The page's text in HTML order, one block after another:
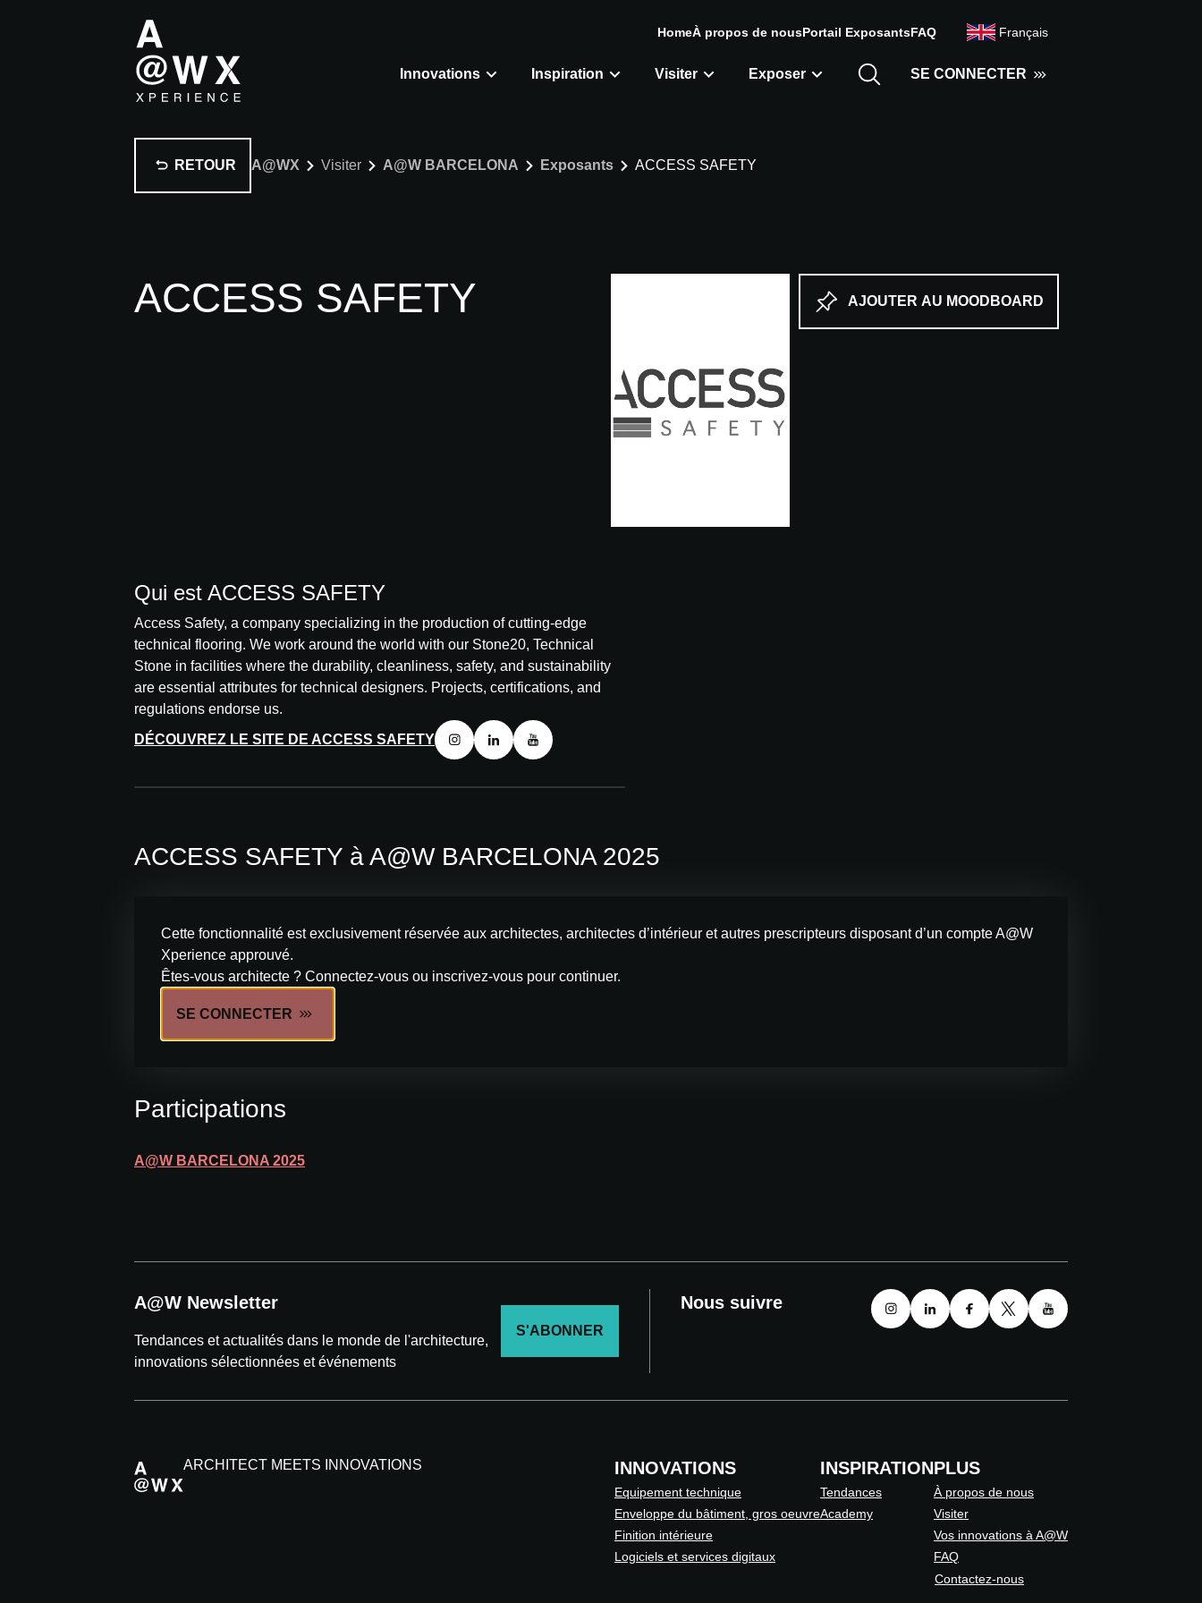
Innovations Inspiration Visiter Exposer SE CONNECTER
HomeÀ propos de nousPortail ExposantsFAQ Français
RETOUR A@WX Visiter A@W BARCELONA Exposants ACCESS SAFETY
ACCESS SAFETY AJOUTER AU MOODBOARD
Qui est ACCESS SAFETY
Access Safety, a company specializing in the production of cutting-edge
technical flooring. We work around the world with our Stone20, Technical
Stone in facilities where the durability, cleanliness, safety, and sustainability
are essential attributes for technical designers. Projects, certifications, and
regulations endorse us.
DÉCOUVREZ LE SITE DE ACCESS SAFETY
ACCESS SAFETY à A@W BARCELONA 2025
Cette fonctionnalité est exclusivement réservée aux architectes, architectes d’intérieur et autres prescripteurs disposant d’un compte A@W
Xperience approuvé.
Êtes-vous architecte ? Connectez-vous ou inscrivez-vous pour continuer.
SE CONNECTER
Participations
A@W BARCELONA 2025
A@W Newsletter
Tendances et actualités dans le monde de l'architecture,
innovations sélectionnées et événements
S'ABONNER
Nous suivre
ARCHITECT MEETS INNOVATIONS INNOVATIONS
Equipement technique
Enveloppe du bâtiment, gros oeuvre
Finition intérieure
Logiciels et services digitaux
INSPIRATION
Tendances
Academy
PLUS
À propos de nous
Visiter
Vos innovations à A@W
FAQ
Contactez-nous